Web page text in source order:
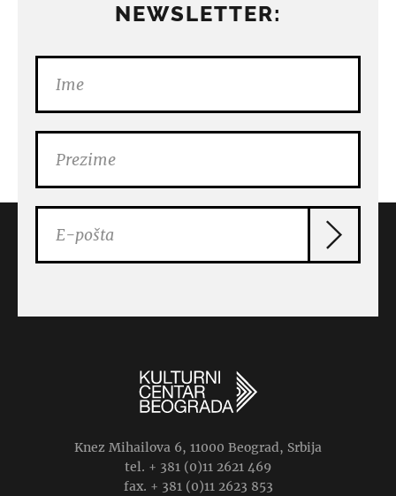
NEWSLETTER:
Knez Mihailova 6, 11000 Beograd, Srbija
tel. + 381 (0)11 2621 469
fax. + 381 (0)11 2623 853